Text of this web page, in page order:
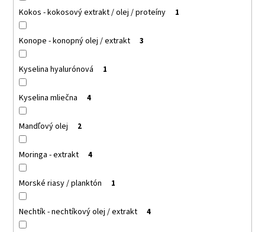
Kokos - kokosový extrakt / olej / proteíny 1
Konope - konopný olej / extrakt 3
Kyselina hyalurónová 1
Kyselina mliečna 4
Mandľový olej 2
Moringa - extrakt 4
Morské riasy / planktón 1
Nechtík - nechtíkový olej / extrakt 4